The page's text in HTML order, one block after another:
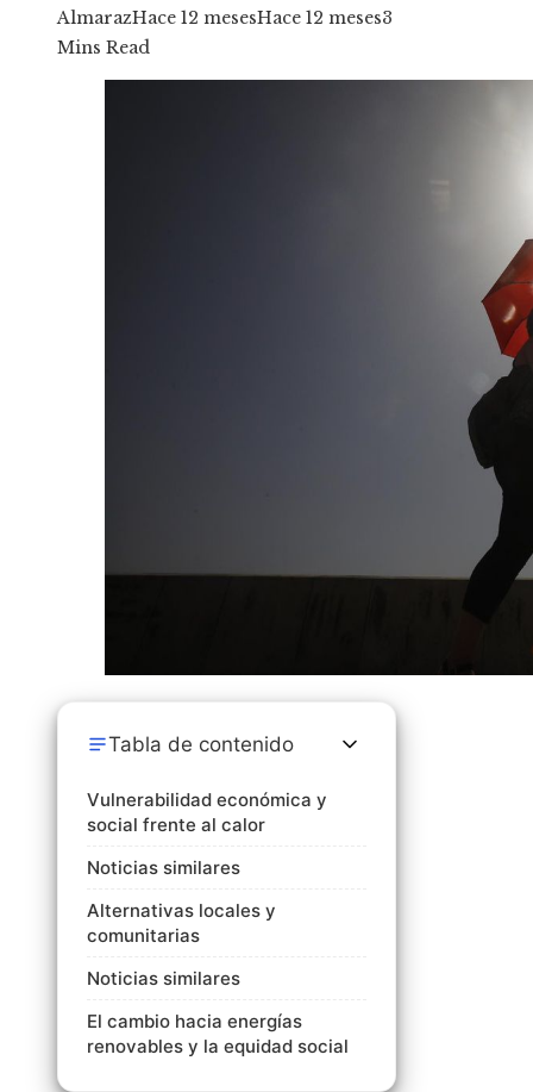
AlmarazHace 12 mesesHace 12 meses3
Mins Read
Tabla de contenido
Vulnerabilidad económica y
social frente al calor
Noticias similares
Alternativas locales y
comunitarias
Noticias similares
El cambio hacia energías
renovables y la equidad social